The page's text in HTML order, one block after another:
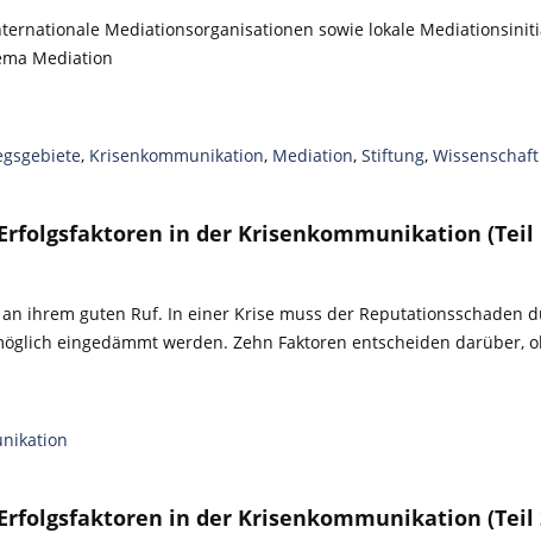
Mediationsorganisationen sowie lokale
Mediation
, Krisenkommunikation, Mediation, Stiftung, Wissenschaft
in der Krisenkommunikation (Teil
ihrem guten Ruf. In einer Krise muss der Reputationsschaden
eingedämmt werden. Zehn Faktoren entscheiden darüber,
in der Krisenkommunikation (Teil